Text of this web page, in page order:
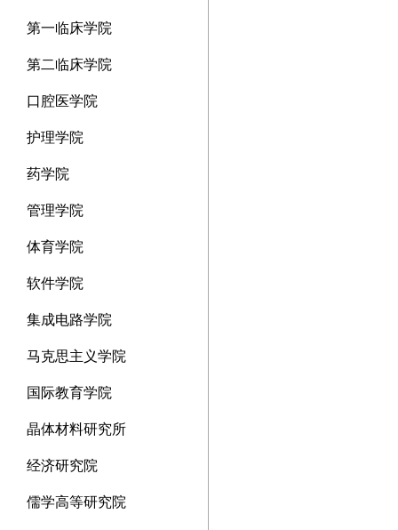
第一临床学院
第二临床学院
口腔医学院
护理学院
药学院
管理学院
体育学院
软件学院
集成电路学院
马克思主义学院
国际教育学院
晶体材料研究所
经济研究院
儒学高等研究院